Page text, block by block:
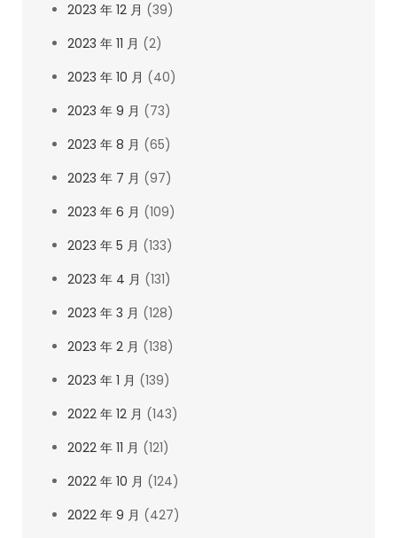
2023 年 12 月 (39)
2023 年 11 月 (2)
2023 年 10 月 (40)
2023 年 9 月 (73)
2023 年 8 月 (65)
2023 年 7 月 (97)
2023 年 6 月 (109)
2023 年 5 月 (133)
2023 年 4 月 (131)
2023 年 3 月 (128)
2023 年 2 月 (138)
2023 年 1 月 (139)
2022 年 12 月 (143)
2022 年 11 月 (121)
2022 年 10 月 (124)
2022 年 9 月 (427)